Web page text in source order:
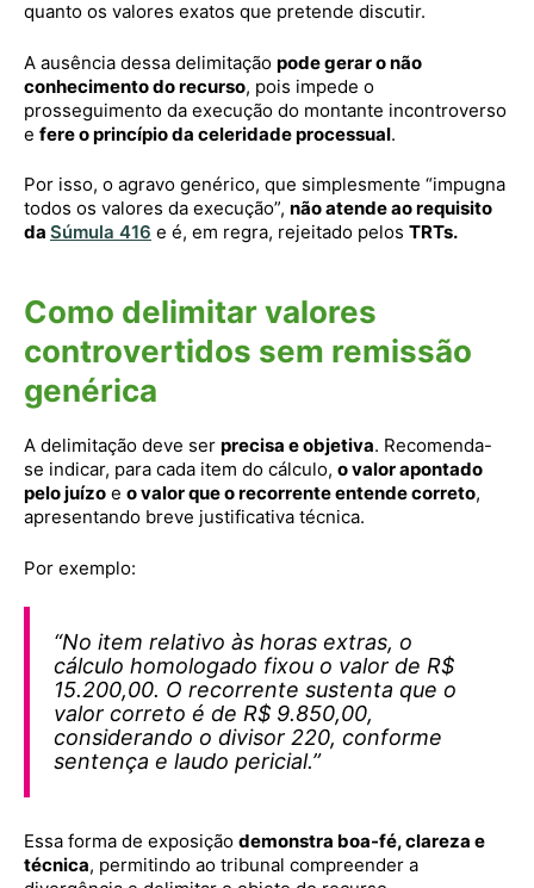
quanto os valores exatos que pretende discutir.
A ausência dessa delimitação pode gerar o não
conhecimento do recurso, pois impede o
prosseguimento da execução do montante incontroverso
e fere o princípio da celeridade processual.
Por isso, o agravo genérico, que simplesmente “impugna
todos os valores da execução”, não atende ao requisito
da Súmula 416 e é, em regra, rejeitado pelos TRTs.
Como delimitar valores
controvertidos sem remissão
genérica
A delimitação deve ser precisa e objetiva. Recomenda-
se indicar, para cada item do cálculo, o valor apontado
pelo juízo e o valor que o recorrente entende correto,
apresentando breve justificativa técnica.
Por exemplo:
“No item relativo às horas extras, o
cálculo homologado fixou o valor de R$
15.200,00. O recorrente sustenta que o
valor correto é de R$ 9.850,00,
considerando o divisor 220, conforme
sentença e laudo pericial.”
Essa forma de exposição demonstra boa-fé, clareza e
técnica, permitindo ao tribunal compreender a